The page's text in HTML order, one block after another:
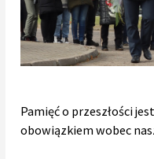
Pamięć o przeszłości
obowiązkiem wobec